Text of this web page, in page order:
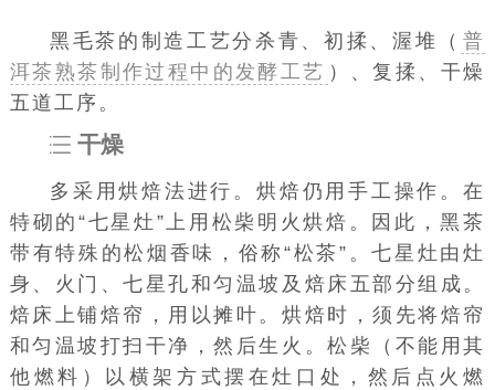
黑毛茶的制造工艺分杀青、初揉、渥堆（ 普
洱茶熟茶制作过程中的发酵工艺 ）、复揉、干燥
五道工序。
干燥
多采用烘焙法进行。烘焙仍用手工操作。在
特砌的“七星灶”上用松柴明火烘焙。因此，黑茶
带有特殊的松烟香味，俗称“松茶”。七星灶由灶
身、火门、七星孔和匀温坡及焙床五部分组成。
焙床上铺焙帘，用以摊叶。烘焙时，须先将焙帘
和匀温坡打扫干净，然后生火。松柴（不能用其
他燃料）以横架方式摆在灶口处，然后点火燃